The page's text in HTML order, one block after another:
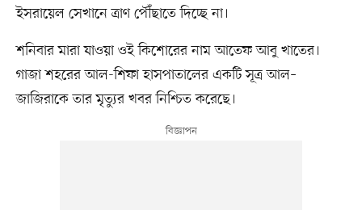
ইসরায়েল সেখানে ত্রাণ পৌঁছাতে দিচ্ছে না।
শনিবার মারা যাওয়া ওই কিশোরের নাম আতেফ আবু খাতের।
গাজা শহরের আল-শিফা হাসপাতালের একটি সূত্র আল–
জাজিরাকে তার মৃত্যুর খবর নিশ্চিত করেছে।